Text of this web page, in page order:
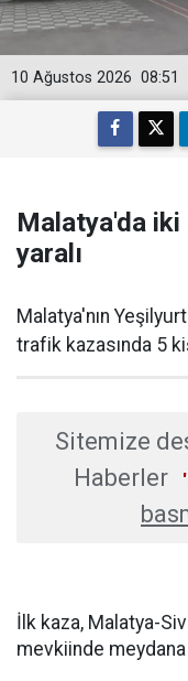
08:51
10 Ağustos 2026
Malatya'da iki
yaralı
Malatya'nın
trafik kazasında 5
Sitemize
Haberler
İlk kaza, Malatya-
mevkiinde